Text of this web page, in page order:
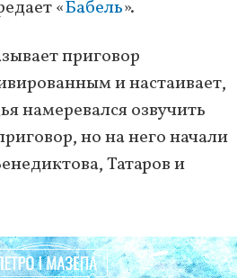
«Бабель».
приговор
и настаивает,
намеревался озвучить
но на него начали
Татаров и